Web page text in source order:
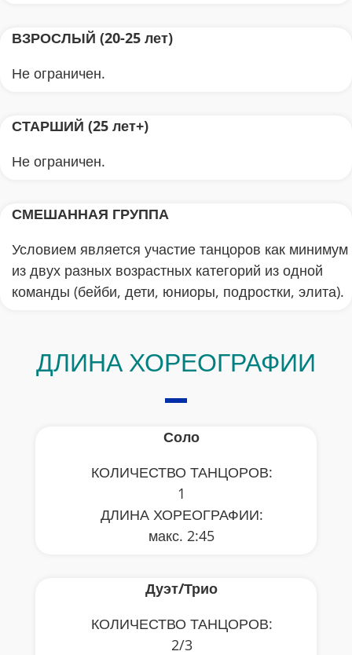
ВЗРОСЛЫЙ (20-25 лет)
Не ограничен.
СТАРШИЙ (25 лет+)
Не ограничен.
СМЕШАННАЯ ГРУППА
Условием является участие танцоров как минимум
из двух разных возрастных категорий из одной
команды (бейби, дети, юниоры, подростки, элита).
ДЛИНА ХОРЕОГРАФИИ
Соло
КОЛИЧЕСТВО ТАНЦОРОВ:
1
ДЛИНА ХОРЕОГРАФИИ:
макс. 2:45
Дуэт/Трио
КОЛИЧЕСТВО ТАНЦОРОВ:
2/3